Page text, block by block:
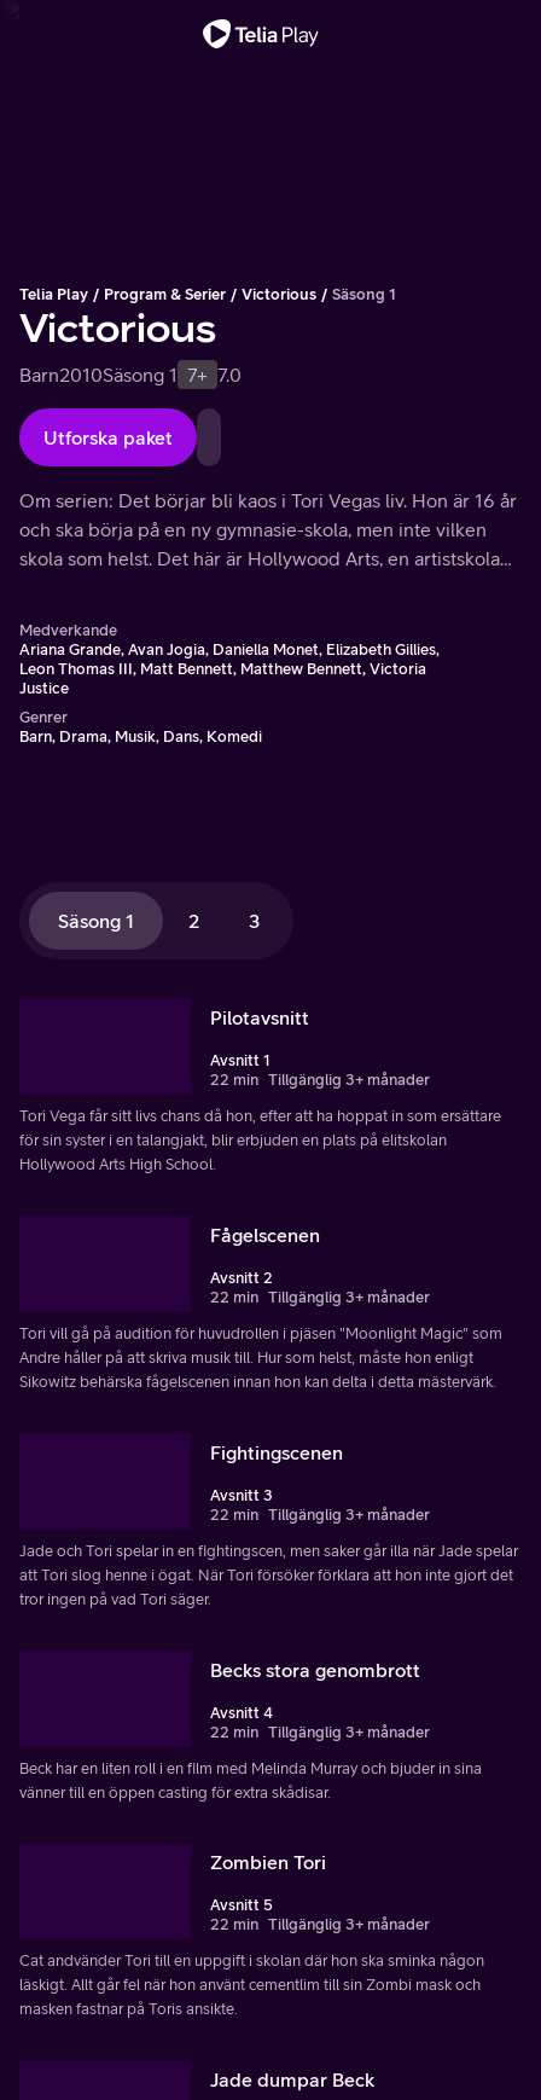
Telia Play Program & Serier Victorious Säsong 1
Victorious
Barn2010Säsong 1 7+ 7.0
Utforska paket
Om serien: Det börjar bli kaos i Tori Vegas liv. Hon är 16 år
och ska börja på en ny gymnasie-skola, men inte vilken
skola som helst. Det här är Hollywood Arts, en artistskola
Medverkande
Ariana Grande, Avan Jogia, Daniella Monet, Elizabeth Gillies,
Leon Thomas III, Matt Bennett, Matthew Bennett, Victoria
Justice
Genrer
Barn, Drama, Musik, Dans, Komedi
Säsong 1 2 3
Pilotavsnitt
Avsnitt 1
22 min Tillgänglig 3+ månader
Tori Vega får sitt livs chans då hon, efter att ha hoppat in som ersättare
för sin syster i en talangjakt, blir erbjuden en plats på elitskolan
Hollywood Arts High School.
Fågelscenen
Avsnitt 2
22 min Tillgänglig 3+ månader
Tori vill gå på audition för huvudrollen i pjäsen "Moonlight Magic" som
Andre håller på att skriva musik till. Hur som helst, måste hon enligt
Sikowitz behärska fågelscenen innan hon kan delta i detta mästervärk.
Fightingscenen
Avsnitt 3
22 min Tillgänglig 3+ månader
Jade och Tori spelar in en fightingscen, men saker går illa när Jade spelar
att Tori slog henne i ögat. När Tori försöker förklara att hon inte gjort det
tror ingen på vad Tori säger.
Becks stora genombrott
Avsnitt 4
22 min Tillgänglig 3+ månader
Beck har en liten roll i en film med Melinda Murray och bjuder in sina
vänner till en öppen casting för extra skådisar.
Zombien Tori
Avsnitt 5
22 min Tillgänglig 3+ månader
Cat andvänder Tori till en uppgift i skolan där hon ska sminka någon
läskigt. Allt går fel när hon använt cementlim till sin Zombi mask och
masken fastnar på Toris ansikte.
Jade dumpar Beck